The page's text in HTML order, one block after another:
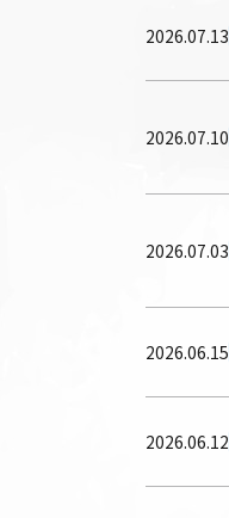
2026.07.13
2026.07.10
2026.07.03
2026.06.15
2026.06.12